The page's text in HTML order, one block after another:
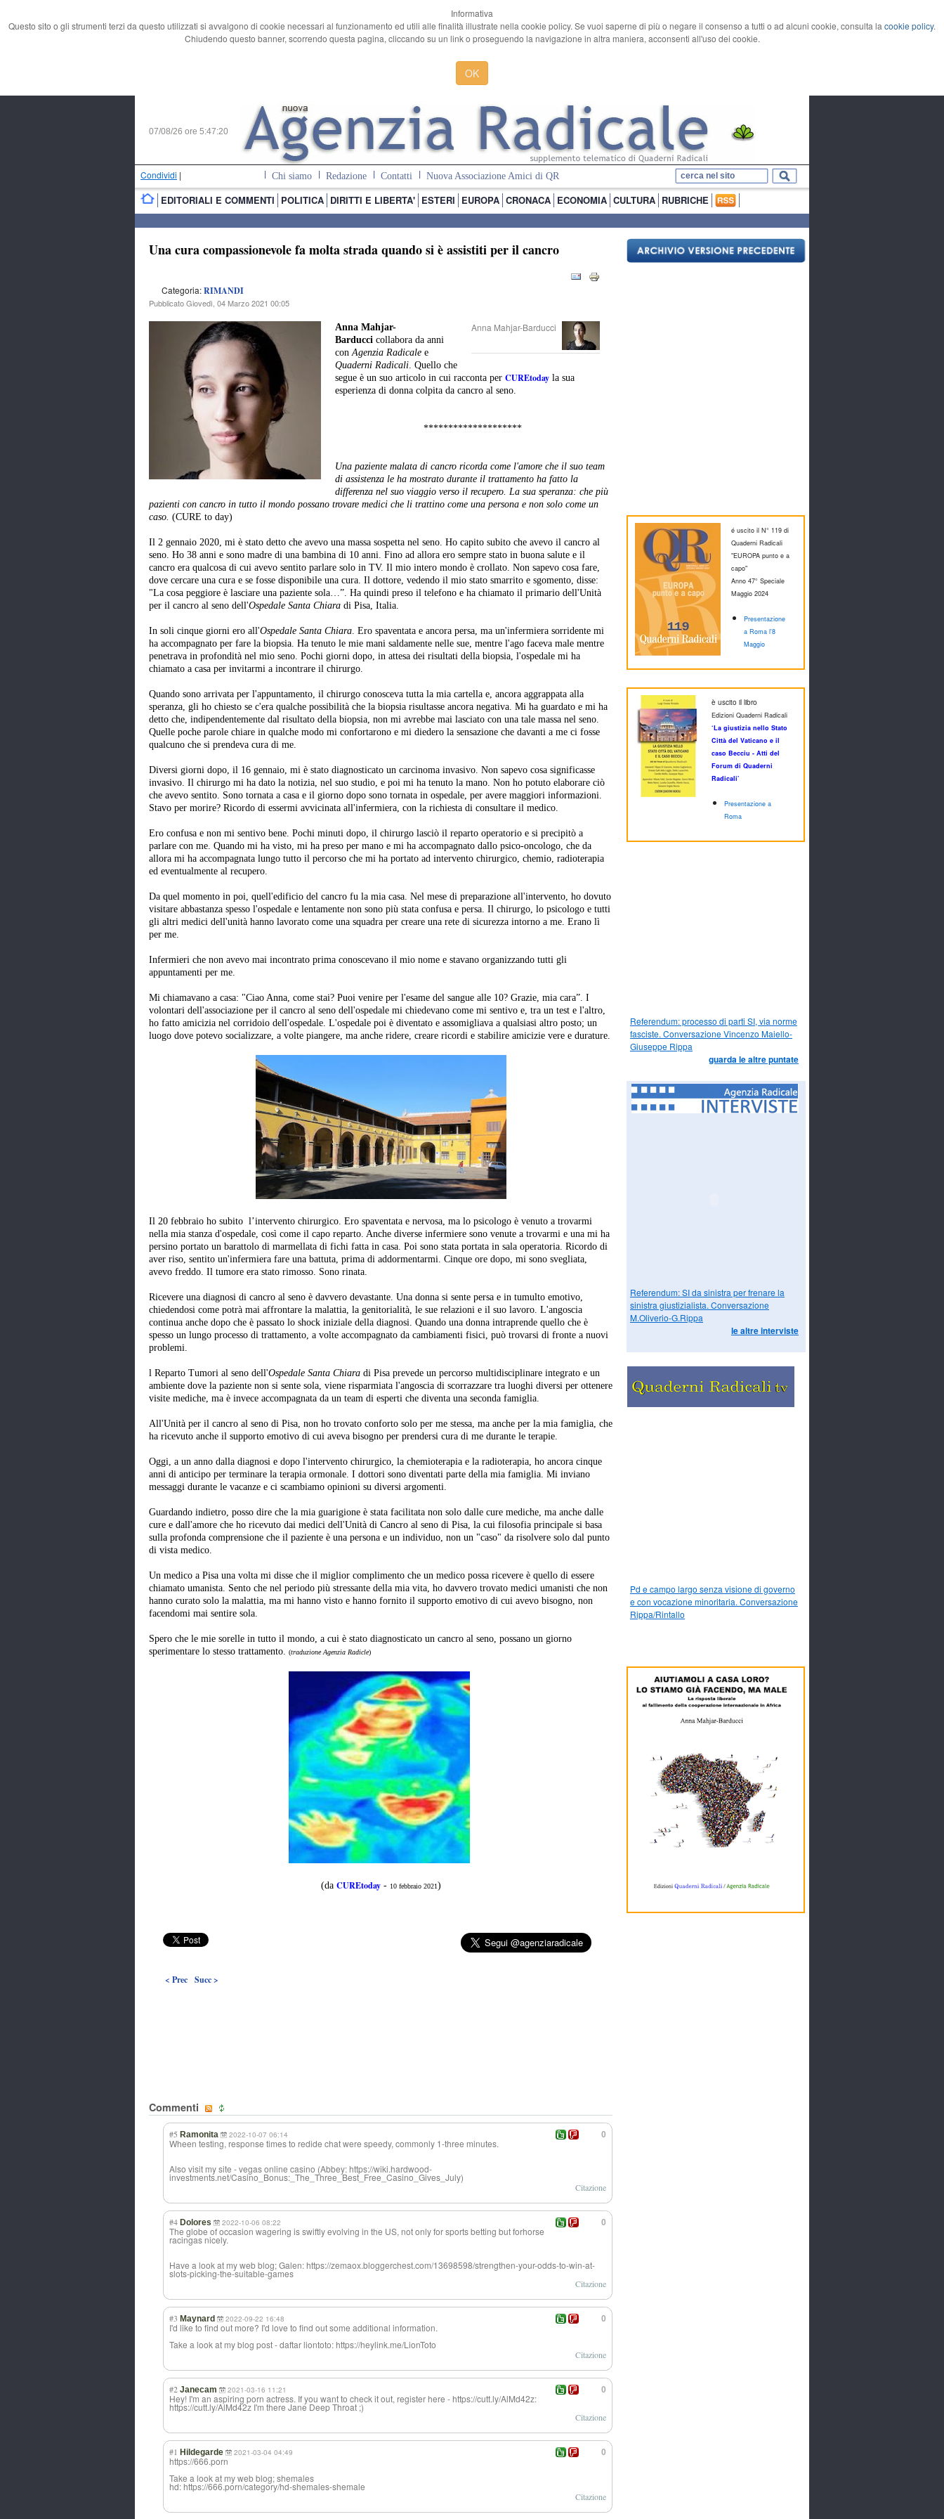
Informativa
Questo sito o gli strumenti terzi da questo utilizzati si avvalgono di cookie necessari al funzionamento ed utili alle finalità illustrate nella cookie policy. Se vuoi saperne di più o negare il consenso a tutti o ad alcuni cookie, consulta la cookie policy.
Chiudendo questo banner, scorrendo questa pagina, cliccando su un link o proseguendo la navigazione in altra maniera, acconsenti all'uso dei cookie.
OK
07/08/26 ore 5:47:21
Condividi | Chi siamo Redazione Contatti Nuova Associazione Amici di QR
EDITORIALI E COMMENTI POLITICA DIRITTI E LIBERTA' ESTERI EUROPA CRONACA ECONOMIA CULTURA RUBRICHE
Una cura compassionevole fa molta strada quando si è assistiti per il cancro
Categoria:RIMANDI
Pubblicato Giovedì, 04 Marzo 2021 00:05
Anna Mahjar-Barducci
Anna Mahjar-
Barducci collabora da anni
conAgenzia Radicale e
Quaderni Radicali. Quello che
segue è un suo articolo in cui racconta per CUREtoday la sua
esperienza di donna colpita da cancro al seno.
********************
Una paziente malata di cancro ricorda come l'amore che il suo team
di assistenza le ha mostrato durante il trattamento ha fatto la
differenza nel suo viaggio verso il recupero. La sua speranza: che più
pazienti con cancro in tutto il mondo possano trovare medici che li trattino come una persona e non solo come un
caso. (CURE to day)
Il 2 gennaio 2020, mi è stato detto che avevo una massa sospetta nel seno. Ho capito subito che avevo il cancro al
seno. Ho 38 anni e sono madre di una bambina di 10 anni. Fino ad allora ero sempre stato in buona salute e il
cancro era qualcosa di cui avevo sentito parlare solo in TV. Il mio intero mondo è crollato. Non sapevo cosa fare,
dove cercare una cura e se fosse disponibile una cura. Il dottore, vedendo il mio stato smarrito e sgomento, disse:
"La cosa peggiore è lasciare una paziente sola…”. Ha quindi preso il telefono e ha chiamato il primario dell'Unità
per il cancro al seno dell'Ospedale Santa Chiara di Pisa, Italia.
In soli cinque giorni ero all'Ospedale Santa Chiara. Ero spaventata e ancora persa, ma un'infermiera sorridente mi
ha accompagnato per fare la biopsia. Ha tenuto le mie mani saldamente nelle sue, mentre l'ago faceva male mentre
penetrava in profondità nel mio seno. Pochi giorni dopo, in attesa dei risultati della biopsia, l'ospedale mi ha
chiamato a casa per invitarmi a incontrare il chirurgo.
Quando sono arrivata per l'appuntamento, il chirurgo conosceva tutta la mia cartella e, ancora aggrappata alla
speranza, gli ho chiesto se c'era qualche possibilità che la biopsia risultasse ancora negativa. Mi ha guardato e mi ha
detto che, indipendentemente dal risultato della biopsia, non mi avrebbe mai lasciato con una tale massa nel seno.
Quelle poche parole chiare in qualche modo mi confortarono e mi diedero la sensazione che davanti a me ci fosse
qualcuno che si prendeva cura di me.
Diversi giorni dopo, il 16 gennaio, mi è stato diagnosticato un carcinoma invasivo. Non sapevo cosa significasse
invasivo. Il chirurgo mi ha dato la notizia, nel suo studio, e poi mi ha tenuto la mano. Non ho potuto elaborare ciò
che avevo sentito. Sono tornata a casa e il giorno dopo sono tornata in ospedale, per avere maggiori informazioni.
Stavo per morire? Ricordo di essermi avvicinata all'infermiera, con la richiesta di consultare il medico.
Ero confusa e non mi sentivo bene. Pochi minuti dopo, il chirurgo lasciò il reparto operatorio e si precipitò a
parlare con me. Quando mi ha visto, mi ha preso per mano e mi ha accompagnato dallo psico-oncologo, che da
allora mi ha accompagnata lungo tutto il percorso che mi ha portato ad intervento chirurgico, chemio, radioterapia
ed eventualmente al recupero.
Da quel momento in poi, quell'edificio del cancro fu la mia casa. Nel mese di preparazione all'intervento, ho dovuto
visitare abbastanza spesso l'ospedale e lentamente non sono più stata confusa e persa. Il chirurgo, lo psicologo e tutti
gli altri medici dell'unità hanno lavorato come una squadra per creare una rete di sicurezza intorno a me. Erano lì
per me.
Infermieri che non avevo mai incontrato prima conoscevano il mio nome e stavano organizzando tutti gli
appuntamenti per me.
Mi chiamavano a casa: "Ciao Anna, come stai? Puoi venire per l'esame del sangue alle 10? Grazie, mia cara”. I
volontari dell'associazione per il cancro al seno dell'ospedale mi chiedevano come mi sentivo e, tra un test e l'altro,
ho fatto amicizia nel corridoio dell'ospedale. L'ospedale poi è diventato e assomigliava a qualsiasi altro posto; un
luogo dove potevo socializzare, a volte piangere, ma anche ridere, creare ricordi e stabilire amicizie vere e durature.
Il 20 febbraio ho subito l’intervento chirurgico. Ero spaventata e nervosa, ma lo psicologo è venuto a trovarmi
nella mia stanza d'ospedale, così come il capo reparto. Anche diverse infermiere sono venute a trovarmi e una mi ha
persino portato un barattolo di marmellata di fichi fatta in casa. Poi sono stata portata in sala operatoria. Ricordo di
aver riso, sentito un'infermiera fare una battuta, prima di addormentarmi. Cinque ore dopo, mi sono svegliata,
avevo freddo. Il tumore era stato rimosso. Sono rinata.
Ricevere una diagnosi di cancro al seno è davvero devastante. Una donna si sente persa e in tumulto emotivo,
chiedendosi come potrà mai affrontare la malattia, la genitorialità, le sue relazioni e il suo lavoro. L'angoscia
continua anche dopo che è passato lo shock iniziale della diagnosi. Quando una donna intraprende quello che è
spesso un lungo processo di trattamento, a volte accompagnato da cambiamenti fisici, può trovarsi di fronte a nuovi
problemi.
l Reparto Tumori al seno dell'Ospedale Santa Chiara di Pisa prevede un percorso multidisciplinare integrato e un
ambiente dove la paziente non si sente sola, viene risparmiata l'angoscia di scorrazzare tra luoghi diversi per ottenere
visite mediche, ma è invece accompagnata da un team di esperti che diventa una seconda famiglia.
All'Unità per il cancro al seno di Pisa, non ho trovato conforto solo per me stessa, ma anche per la mia famiglia, che
ha ricevuto anche il supporto emotivo di cui aveva bisogno per prendersi cura di me durante le terapie.
Oggi, a un anno dalla diagnosi e dopo l'intervento chirurgico, la chemioterapia e la radioterapia, ho ancora cinque
anni di anticipo per terminare la terapia ormonale. I dottori sono diventati parte della mia famiglia. Mi inviano
messaggi durante le vacanze e ci scambiamo opinioni su diversi argomenti.
Guardando indietro, posso dire che la mia guarigione è stata facilitata non solo dalle cure mediche, ma anche dalle
cure e dall'amore che ho ricevuto dai medici dell'Unità di Cancro al seno di Pisa, la cui filosofia principale si basa
sulla profonda comprensione che il paziente è una persona e un individuo, non un "caso" da risolvere solo dal punto
di vista medico.
Un medico a Pisa una volta mi disse che il miglior complimento che un medico possa ricevere è quello di essere
chiamato umanista. Sento che nel periodo più stressante della mia vita, ho davvero trovato medici umanisti che non
hanno curato solo la malattia, ma mi hanno visto e hanno fornito il supporto emotivo di cui avevo bisogno, non
facendomi mai sentire sola.
Spero che le mie sorelle in tutto il mondo, a cui è stato diagnosticato un cancro al seno, possano un giorno
sperimentare lo stesso trattamento. (traduzione Agenzia Radicle)
(da CUREtoday - 10 febbraio 2021)
< Prec Succ >
Commenti
0
#5 Ramonita 2022-10-07 06:14
Wheen testing, response times to redide chat were speedy, commonly 1-three minutes.
Also visit my site - vegas online casino (Abbey: https://wiki.hardwood-
investments.net/Casino_Bonus:_The_Three_Best_Free_Casino_Gives_July)
Citazione
0
#4 Dolores 2022-10-06 08:22
The globe of occasion wagering is swiftly evolving in the US, not only for sports betting but forhorse
racingas nicely.
Have a look at my web blog; Galen: https://zemaox.bloggerchest.com/13698598/strengthen-your-odds-to-win-at-
slots-picking-the-suitable-games
Citazione
0
#3 Maynard 2022-09-22 16:48
I'd like to find out more? I'd love to find out some additional information.
Take a look at my blog post - daftar liontoto: https://heylink.me/LionToto
Citazione
0
#2 Janecam 2021-03-16 11:21
Hey! I'm an aspiring porn actress. If you want to check it out, register here - https://cutt.ly/AlMd42z:
https://cutt.ly/AlMd42z I'm there Jane Deep Throat ;)
Citazione
0
#1 Hildegarde 2021-03-04 04:49
https://666.porn
Take a look at my web blog; shemales
hd: https://666.porn/category/hd-shemales-shemale
Citazione
é uscito il N° 119 di
Quaderni Radicali
"EUROPA punto e a
capo"
Anno 47° Speciale
Maggio 2024
Presentazione
a Roma l'8
Maggio
è uscito il libro
Edizioni Quaderni Radicali
‘La giustizia nello Stato
Città del Vaticano e il
caso Becciu - Atti del
Forum di Quaderni
Radicali’
Presentazione a
Roma
Referendum: processo di parti SI, via norme
fasciste. Conversazione Vincenzo Maiello-
Giuseppe Rippa
guarda le altre puntate
Referendum: SI da sinistra per frenare la
sinistra giustizialista. Conversazione
M.Oliverio-G.Rippa
le altre interviste
Pd e campo largo senza visione di governo
e con vocazione minoritaria. Conversazione
Rippa/Rintallo